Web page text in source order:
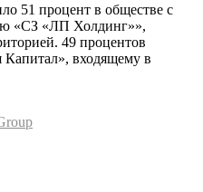
51 процент в обществе с
«СЗ «ЛП Холдинг»»,
49 процентов
Капитал», входящему в